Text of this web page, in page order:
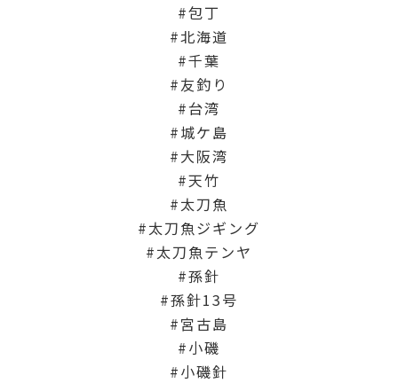
包丁
北海道
千葉
友釣り
台湾
城ケ島
大阪湾
天竹
太刀魚
太刀魚ジギング
太刀魚テンヤ
孫針
孫針13号
宮古島
小磯
小磯針